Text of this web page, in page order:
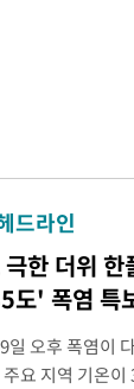
드라인
한 더위 한
도' 폭염 특
일 오후 폭염이
요 지역 기온